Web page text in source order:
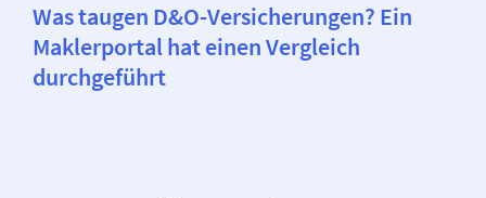
Was taugen D&O-Versicherungen? Ein
Maklerportal hat einen Vergleich
durchgeführt